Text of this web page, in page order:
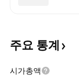
주요 통계
시가총액